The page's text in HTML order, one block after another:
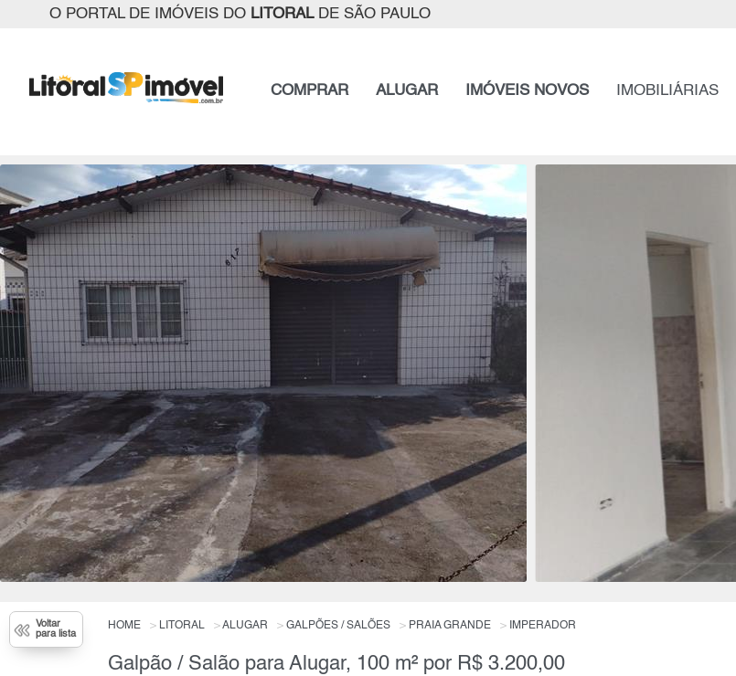
O PORTAL DE IMÓVEIS DO LITORALDE SÃO PAULO
COMPRAR ALUGAR IMÓVEIS NOVOS IMOBILIÁRIAS
Voltar
para lista
HOME LITORAL ALUGAR GALPÕES / SALÕES PRAIA GRANDE IMPERADOR
Galpão / Salão para Alugar, 100 m² por R$ 3.200,00